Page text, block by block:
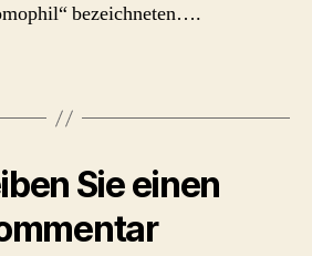
bezeichneten….
Sie einen